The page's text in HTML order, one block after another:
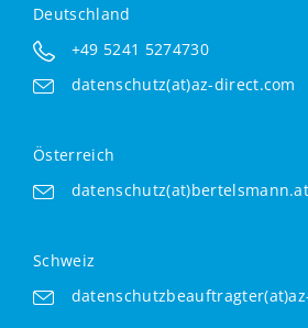
Deutschland
+49 5241 5274730
datenschutz(at)az-direct.com
Österreich
datenschutz(at)bertelsmann.at
Schweiz